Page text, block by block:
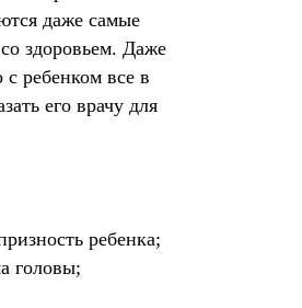
даже самые
здоровьем. Даже
ребенком все в
его врачу для
ребенка;
головы;